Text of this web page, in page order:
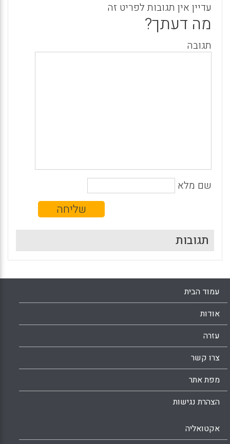
עדיין אין תגובות לפריט זה
מה דעתך?
תגובה
שם מלא
תגובות
עמוד הבית
אודות
עזרה
צרו קשר
מפת אתר
הצהרת נגישות
אקטואליה